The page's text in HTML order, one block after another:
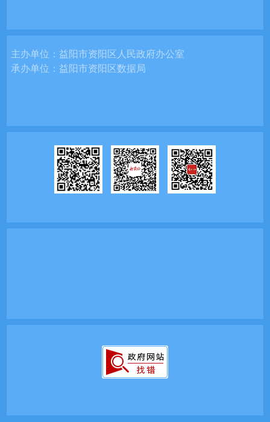
主办单位：益阳市资阳区人民政府办公室
承办单位：益阳市资阳区数据局